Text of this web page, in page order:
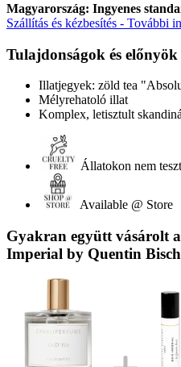
Magyarország: Ingyenes
Szállítás és kézbesítés - További
Tulajdonságok és előnyök
Illatjegyek: zöld tea
Mélyrehatoló illat
Komplex, letisztult
Állatokon nem
Available @ Store
Gyakran együtt vásárolt
Imperial by Quentin